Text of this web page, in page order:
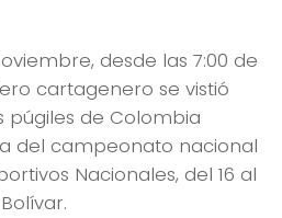
desde las 7:00 de
cartagenero se vistió
púgiles de Colombia
del campeonato nacional
Nacionales, del 16 al